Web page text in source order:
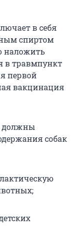
в себя
спиртом
наложить
в травмпункт
первой
вакцинация
должны
собак